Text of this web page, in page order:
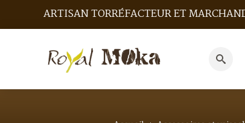
ARTISAN TORRÉFACTEUR ET
for: